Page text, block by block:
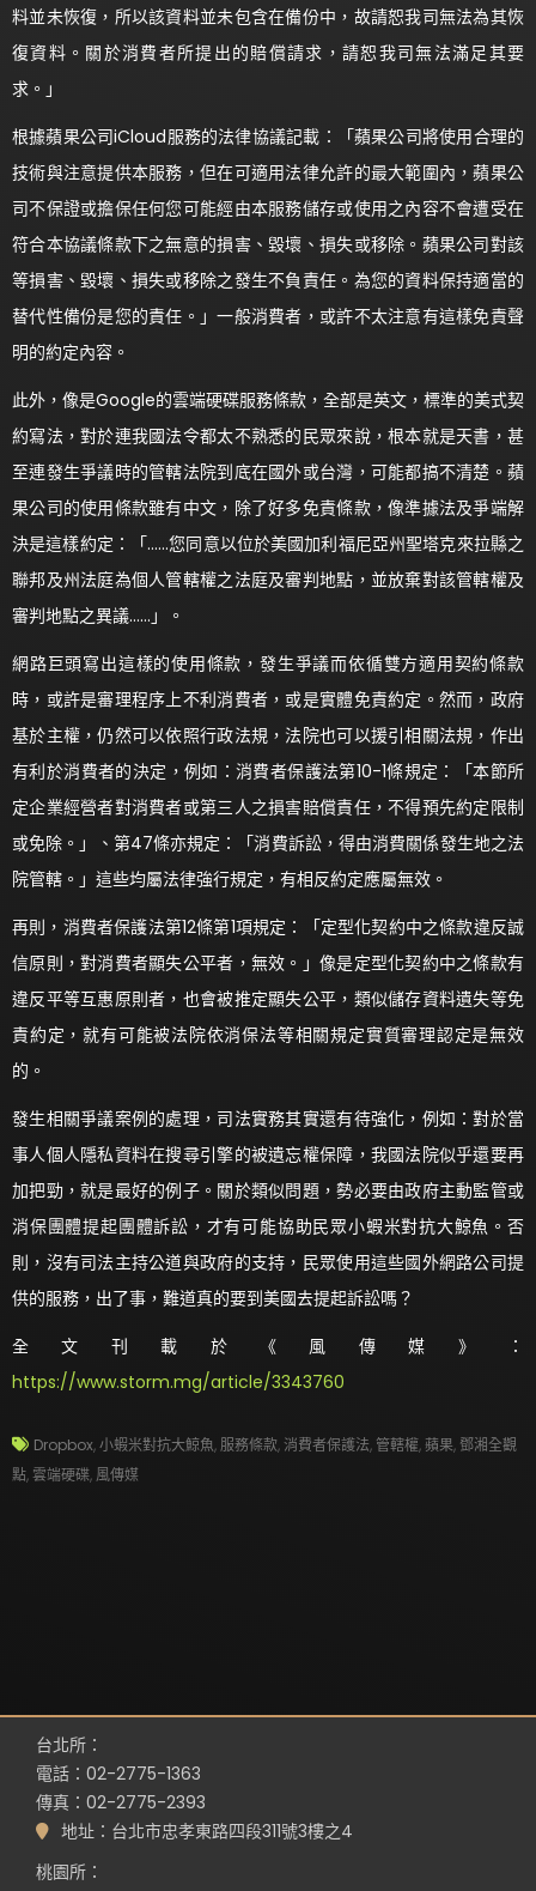
料並未恢復，所以該資料並未包含在備份中，故請恕我司無法為其恢
復資料。關於消費者所提出的賠償請求，請恕我司無法滿足其要
求。」
根據蘋果公司iCloud服務的法律協議記載：「蘋果公司將使用合理的
技術與注意提供本服務，但在可適用法律允許的最大範圍內，蘋果公
司不保證或擔保任何您可能經由本服務儲存或使用之內容不會遭受在
符合本協議條款下之無意的損害、毀壞、損失或移除。蘋果公司對該
等損害、毀壞、損失或移除之發生不負責任。為您的資料保持適當的
替代性備份是您的責任。」一般消費者，或許不太注意有這樣免責聲
明的約定內容。
此外，像是Google的雲端硬碟服務條款，全部是英文，標準的美式契
約寫法，對於連我國法令都太不熟悉的民眾來說，根本就是天書，甚
至連發生爭議時的管轄法院到底在國外或台灣，可能都搞不清楚。蘋
果公司的使用條款雖有中文，除了好多免責條款，像準據法及爭端解
決是這樣約定：「……您同意以位於美國加利福尼亞州聖塔克來拉縣之
聯邦及州法庭為個人管轄權之法庭及審判地點，並放棄對該管轄權及
審判地點之異議……」。
網路巨頭寫出這樣的使用條款，發生爭議而依循雙方適用契約條款
時，或許是審理程序上不利消費者，或是實體免責約定。然而，政府
基於主權，仍然可以依照行政法規，法院也可以援引相關法規，作出
有利於消費者的決定，例如：消費者保護法第10-1條規定：「本節所
定企業經營者對消費者或第三人之損害賠償責任，不得預先約定限制
或免除。」、第47條亦規定：「消費訴訟，得由消費關係發生地之法
院管轄。」這些均屬法律強行規定，有相反約定應屬無效。
再則，消費者保護法第12條第1項規定：「定型化契約中之條款違反誠
信原則，對消費者顯失公平者，無效。」像是定型化契約中之條款有
違反平等互惠原則者，也會被推定顯失公平，類似儲存資料遺失等免
責約定，就有可能被法院依消保法等相關規定實質審理認定是無效
的。
發生相關爭議案例的處理，司法實務其實還有待強化，例如：對於當
事人個人隱私資料在搜尋引擎的被遺忘權保障，我國法院似乎還要再
加把勁，就是最好的例子。關於類似問題，勢必要由政府主動監管或
消保團體提起團體訴訟，才有可能協助民眾小蝦米對抗大鯨魚。否
則，沒有司法主持公道與政府的支持，民眾使用這些國外網路公司提
供的服務，出了事，難道真的要到美國去提起訴訟嗎？
全文刊載於《風傳媒》：
https://www.storm.mg/article/3343760
Dropbox,小蝦米對抗大鯨魚,服務條款,消費者保護法, 管轄權,蘋果, 鄧湘全觀
點,雲端硬碟, 風傳媒
台北所：
電話：02-2775-1363
傳真：02-2775-2393
地址：台北市忠孝東路四段311號3樓之4
桃園所：